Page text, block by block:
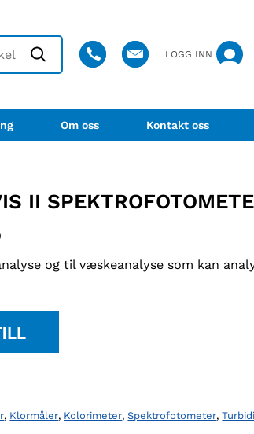
LOGG INN
Om oss Kontakt oss
II
og til væskeanalyse som kan
, Klormåler, Kolorimeter,Spektrofotometer,